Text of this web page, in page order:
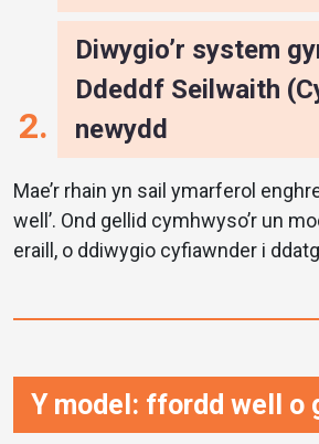
Diwygio’r system
Ddeddf Seilwaith
newydd
Mae’r rhain yn sail ymarferol
well’. Ond gellid cymhwyso’r un
eraill, o ddiwygio cyfiawnder i
Y model: ffordd well o